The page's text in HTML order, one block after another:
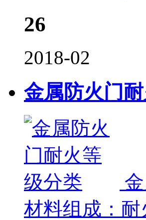
26
2018-02
金属防火门
材料组成：